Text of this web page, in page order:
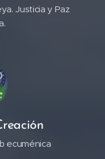
Justicia y Paz
ecuménica